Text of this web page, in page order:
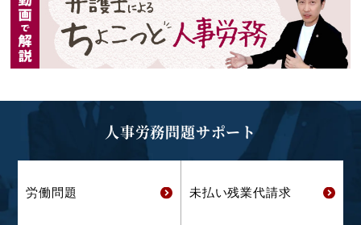
人事労務問題サポート
労働問題 未払い残業代請求